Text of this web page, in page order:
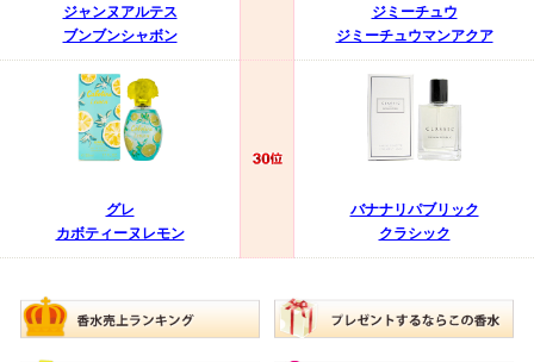
ジャンヌアルテス
ブンブンシャボン
ジミーチュウ
ジミーチュウマンアクア
グレ
カボティーヌレモン
バナナリパブリック
クラシック